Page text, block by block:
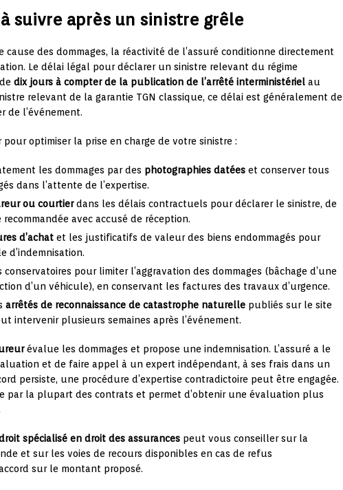
suivre après un sinistre grêle
cause des dommages, la réactivité de l’assuré conditionne directement
Le délai légal pour déclarer un sinistre relevant du régime
dix jours à compter de la publication de l’arrêté interministériel au
relevant de la garantie TGN classique, ce délai est généralement de
de l’événement.
pour optimiser la prise en charge de votre sinistre :
les dommages par des photographies datées et conserver tous
dans l’attente de l’expertise.
ou courtierdans les délais contractuels pour déclarer le sinistre, de
avec accusé de réception.
d’achat et les justificatifs de valeur des biens endommagés pour
d’indemnisation.
conservatoires pour limiter l’aggravation des dommages (bâchage d’une
d’un véhicule), en conservant les factures des travaux d’urgence.
arrêtés de reconnaissance de catastrophe naturelle publiés sur le site
intervenir plusieurs semaines après l’événement.
évalue les dommages et propose une indemnisation. L’assuré a le
et de faire appel à un expert indépendant, à ses frais dans un
persiste, une procédure d’expertise contradictoire peut être engagée.
par la plupart des contrats et permet d’obtenir une évaluation plus
spécialisé en droit des assurances peut vous conseiller sur la
et sur les voies de recours disponibles en cas de refus
sur le montant proposé.